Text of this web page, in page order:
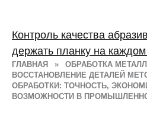
ГЛАВНАЯ » ОБРАБОТКА
ВОССТАНОВЛЕНИЕ ДЕТАЛЕЙ
ОБРАБОТКИ: ТОЧНОСТЬ,
ВОЗМОЖНОСТИ В
Контроль качества
держать планку на